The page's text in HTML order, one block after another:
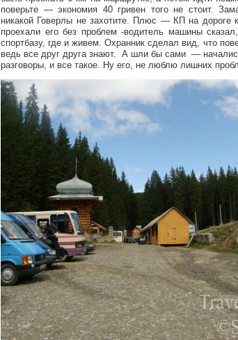
поверьте — экономия 40 гривен того не стоит.
никакой Говерлы не захотите. Плюс — КП на дороге
проехали его без проблем -водитель машины
спортбазу, где и живем. Охранник сделал вид, что
ведь все друг друга знают. А шли бы сами —
разговоры, и все такое. Ну его, не люблю лишних